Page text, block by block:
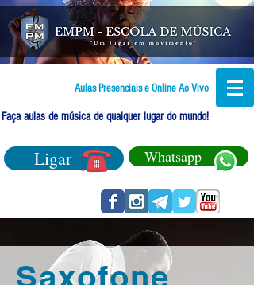
Aulas Presenciais e Online Ao Vivo
Faça aulas de música de qualquer lugar do mundo!
Ligar Whatsapp
Saxofone